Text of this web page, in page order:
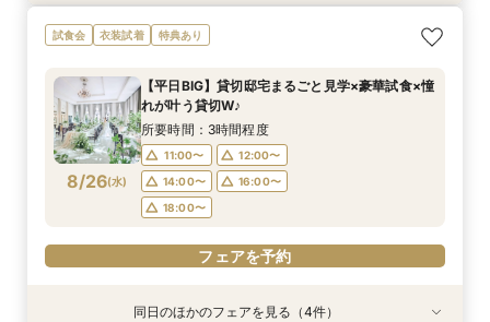
8/23(日)
＜初めての式場見学＞心躍る花嫁の第一歩♪ゆっ
たり相談＆見学会
9:00〜
14:30〜
14:45〜
18:00〜
フェアを予約
8/23(日)
【特別婚】マタニティ婚＆パパママキッズ婚に◎
準備安心相談会*
9:00〜
14:30〜
14:45〜
18:00〜
フェアを予約
8/23(日)
【料理重視の方◎】シェフ渾身コース試食＆おも
てなし料理特典
9:00〜
14:30〜
14:45〜
18:00〜
フェアを予約
8/23(日)
【60分クイックフェア】会場見学＆相談会*初見
学にも◎
9:00〜
14:30〜
14:45〜
18:00〜
フェアを予約
8/23(日)
【全館OK】大切な”ペット”と過ごす挙式＆披露
宴フェア
9:00〜
14:30〜
14:45〜
18:00〜
フェアを予約
8/23(日)
【遠方の方◎オンライン相談会】スマホで簡単！
豪華5大特典付き
9:00〜
14:30〜
14:45〜
18:00〜
フェアを予約
8/23(日)
【10名～会食プラン】貸切邸宅で叶える少人数ウ
エディング相談会
9:00〜
14:15〜
14:30〜
18:00〜
フェアを予約
8/23(日)
【カメラマン指名可】テーマ設定で叶える充実の
フォト婚フェア
9:00〜
14:30〜
14:45〜
18:00〜
フェアを予約
試食会 衣装試着 特典あり
8/26(水)
【平日BIG】貸切邸宅まるごと見学×豪華試食×憧
れが叶う貸切W♪
所要時間：3時間程度
11:00〜
12:00〜
14:00〜
16:00〜
18:00〜
フェアを予約
特典あり
特典あり
特典あり同日のほかのフェアを見る（4件）